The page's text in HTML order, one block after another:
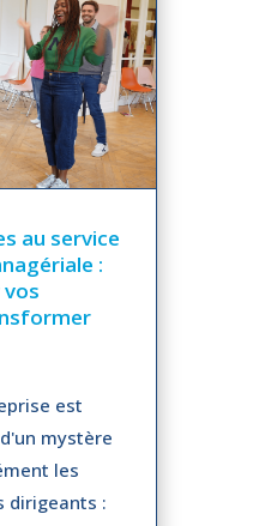
au service
:
est
mystère
les
dirigeants :